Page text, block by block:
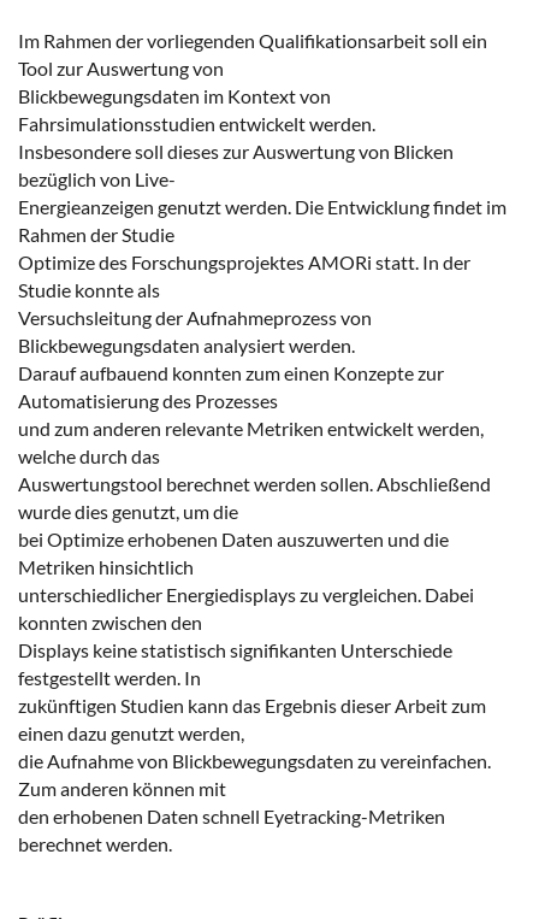
Im Rahmen der vorliegenden Qualifikationsarbeit soll ein
Tool zur Auswertung von
Blickbewegungsdaten im Kontext von
Fahrsimulationsstudien entwickelt werden.
Insbesondere soll dieses zur Auswertung von Blicken
bezüglich von Live-
Energieanzeigen genutzt werden. Die Entwicklung findet im
Rahmen der Studie
Optimize des Forschungsprojektes AMORi statt. In der
Studie konnte als
Versuchsleitung der Aufnahmeprozess von
Blickbewegungsdaten analysiert werden.
Darauf aufbauend konnten zum einen Konzepte zur
Automatisierung des Prozesses
und zum anderen relevante Metriken entwickelt werden,
welche durch das
Auswertungstool berechnet werden sollen. Abschließend
wurde dies genutzt, um die
bei Optimize erhobenen Daten auszuwerten und die
Metriken hinsichtlich
unterschiedlicher Energiedisplays zu vergleichen. Dabei
konnten zwischen den
Displays keine statistisch signifikanten Unterschiede
festgestellt werden. In
zukünftigen Studien kann das Ergebnis dieser Arbeit zum
einen dazu genutzt werden,
die Aufnahme von Blickbewegungsdaten zu vereinfachen.
Zum anderen können mit
den erhobenen Daten schnell Eyetracking-Metriken
berechnet werden.